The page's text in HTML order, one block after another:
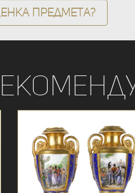
предмета?